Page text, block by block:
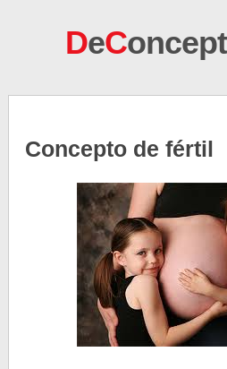
DeC
Concepto de fértil